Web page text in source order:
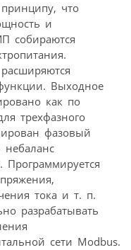
что
и
собираются
Выходное
как по
трехфазного
фазовый
тока и т. п.
разрабатывать
сети Modbus.